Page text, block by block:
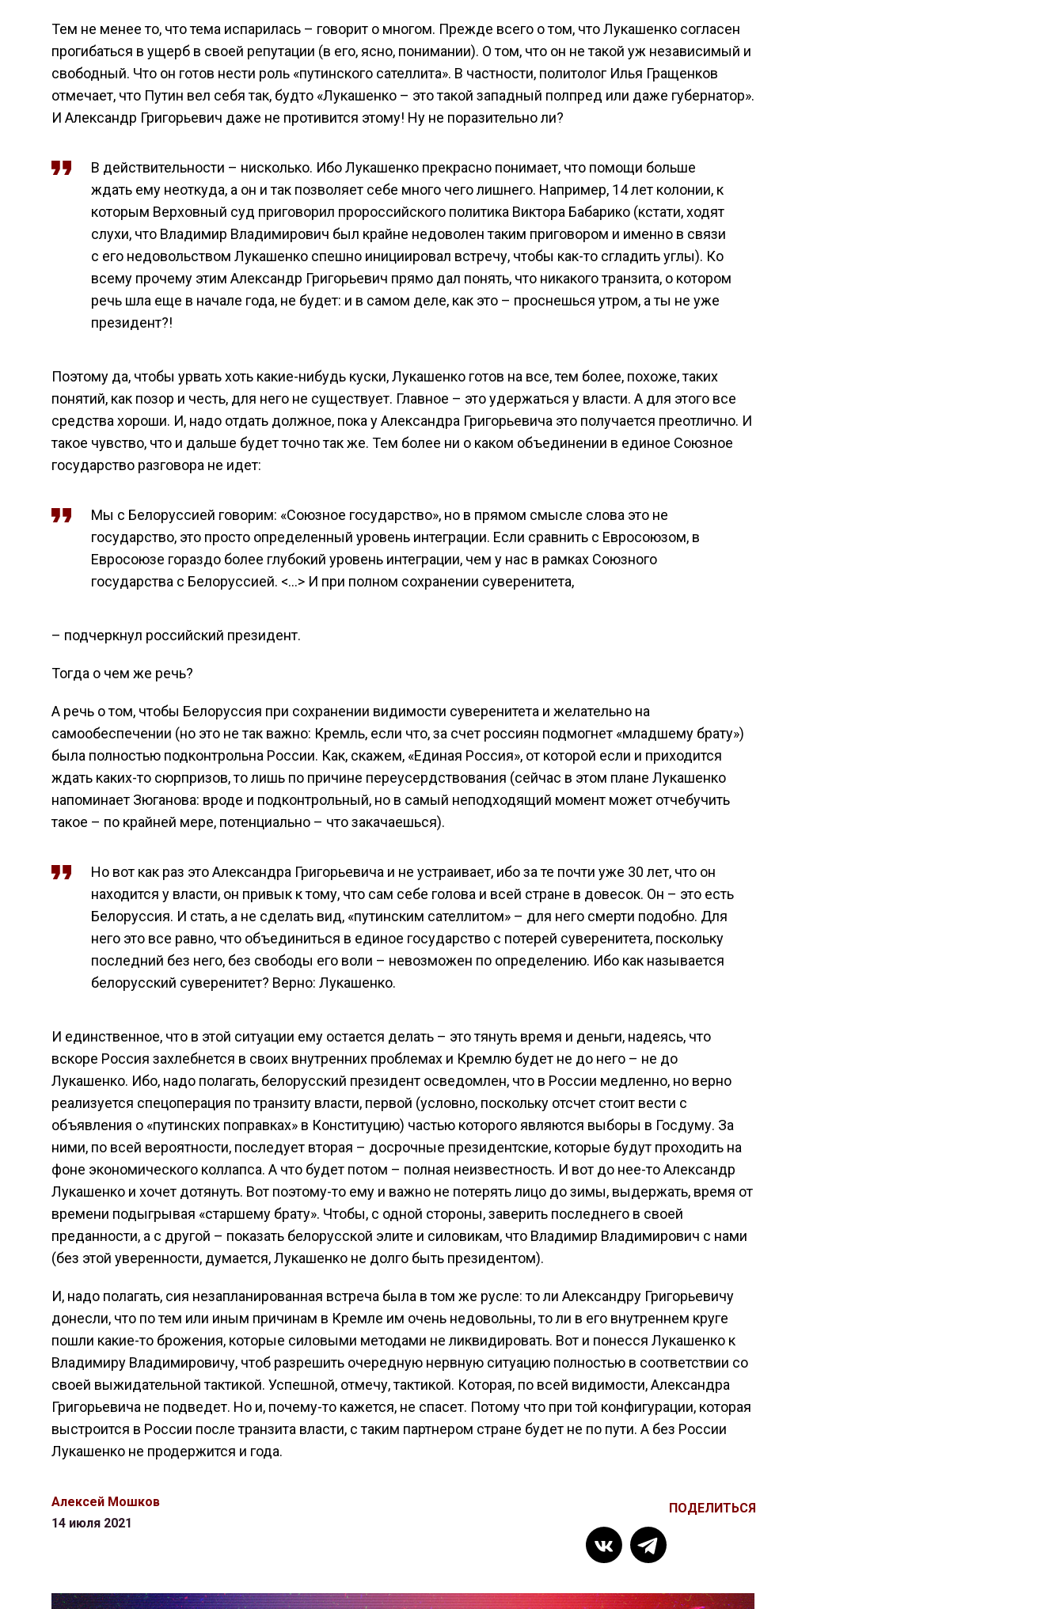
Тем не менее то, что тема испарилась – говорит о многом. Прежде всего о том, что Лукашенко согласен
прогибаться в ущерб в своей репутации (в его, ясно, понимании). О том, что он не такой уж независимый и
свободный. Что он готов нести роль «путинского сателлита». В частности, политолог Илья Гращенков
отмечает, что Путин вел себя так, будто «Лукашенко – это такой западный полпред или даже губернатор».
И Александр Григорьевич даже не противится этому! Ну не поразительно ли?
В действительности – нисколько. Ибо Лукашенко прекрасно понимает, что помощи больше
ждать ему неоткуда, а он и так позволяет себе много чего лишнего. Например, 14 лет колонии, к
которым Верховный суд приговорил пророссийского политика Виктора Бабарико (кстати, ходят
слухи, что Владимир Владимирович был крайне недоволен таким приговором и именно в связи
с его недовольством Лукашенко спешно инициировал встречу, чтобы как-то сгладить углы). Ко
всему прочему этим Александр Григорьевич прямо дал понять, что никакого транзита, о котором
речь шла еще в начале года, не будет: и в самом деле, как это – проснешься утром, а ты не уже
президент?!
Поэтому да, чтобы урвать хоть какие-нибудь куски, Лукашенко готов на все, тем более, похоже, таких
понятий, как позор и честь, для него не существует. Главное – это удержаться у власти. А для этого все
средства хороши. И, надо отдать должное, пока у Александра Григорьевича это получается преотлично. И
такое чувство, что и дальше будет точно так же. Тем более ни о каком объединении в единое Союзное
государство разговора не идет:
Мы с Белоруссией говорим: «Союзное государство», но в прямом смысле слова это не
государство, это просто определенный уровень интеграции. Если сравнить с Евросоюзом, в
Евросоюзе гораздо более глубокий уровень интеграции, чем у нас в рамках Союзного
государства с Белоруссией. <…> И при полном сохранении суверенитета,
– подчеркнул российский президент.
Тогда о чем же речь?
А речь о том, чтобы Белоруссия при сохранении видимости суверенитета и желательно на
самообеспечении (но это не так важно: Кремль, если что, за счет россиян подмогнет «младшему брату»)
была полностью подконтрольна России. Как, скажем, «Единая Россия», от которой если и приходится
ждать каких-то сюрпризов, то лишь по причине переусердствования (сейчас в этом плане Лукашенко
напоминает Зюганова: вроде и подконтрольный, но в самый неподходящий момент может отчебучить
такое – по крайней мере, потенциально – что закачаешься).
Но вот как раз это Александра Григорьевича и не устраивает, ибо за те почти уже 30 лет, что он
находится у власти, он привык к тому, что сам себе голова и всей стране в довесок. Он – это есть
Белоруссия. И стать, а не сделать вид, «путинским сателлитом» – для него смерти подобно. Для
него это все равно, что объединиться в единое государство с потерей суверенитета, поскольку
последний без него, без свободы его воли – невозможен по определению. Ибо как называется
белорусский суверенитет? Верно: Лукашенко.
И единственное, что в этой ситуации ему остается делать – это тянуть время и деньги, надеясь, что
вскоре Россия захлебнется в своих внутренних проблемах и Кремлю будет не до него – не до
Лукашенко. Ибо, надо полагать, белорусский президент осведомлен, что в России медленно, но верно
реализуется спецоперация по транзиту власти, первой (условно, поскольку отсчет стоит вести с
объявления о «путинских поправках» в Конституцию) частью которого являются выборы в Госдуму. За
ними, по всей вероятности, последует вторая – досрочные президентские, которые будут проходить на
фоне экономического коллапса. А что будет потом – полная неизвестность. И вот до нее-то Александр
Лукашенко и хочет дотянуть. Вот поэтому-то ему и важно не потерять лицо до зимы, выдержать, время от
времени подыгрывая «старшему брату». Чтобы, с одной стороны, заверить последнего в своей
преданности, а с другой – показать белорусской элите и силовикам, что Владимир Владимирович с нами
(без этой уверенности, думается, Лукашенко не долго быть президентом).
И, надо полагать, сия незапланированная встреча была в том же русле: то ли Александру Григорьевичу
донесли, что по тем или иным причинам в Кремле им очень недовольны, то ли в его внутреннем круге
пошли какие-то брожения, которые силовыми методами не ликвидировать. Вот и понесся Лукашенко к
Владимиру Владимировичу, чтоб разрешить очередную нервную ситуацию полностью в соответствии со
своей выжидательной тактикой. Успешной, отмечу, тактикой. Которая, по всей видимости, Александра
Григорьевича не подведет. Но и, почему-то кажется, не спасет. Потому что при той конфигурации, которая
выстроится в России после транзита власти, с таким партнером стране будет не по пути. А без России
Лукашенко не продержится и года.
Алексей Мошков
14 июля 2021
ПОДЕЛИТЬСЯ